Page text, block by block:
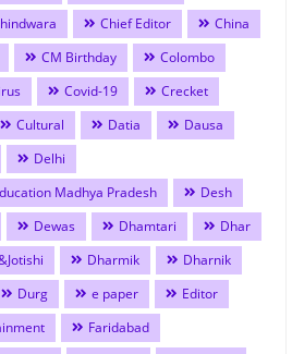
Chief Editor
China
CM Birthday
Colombo
Covid-19
Crecket
Cultural Datia
Dausa
Delhi
Madhya Pradesh
Desh
Dewas Dhamtari
Dhar
Dharmik
Dharnik
Durg e paper
Editor
Faridabad